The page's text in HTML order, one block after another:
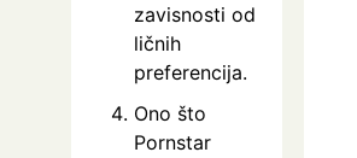
zavisnosti od
ličnih
preferencija.
Ono što
Pornstar